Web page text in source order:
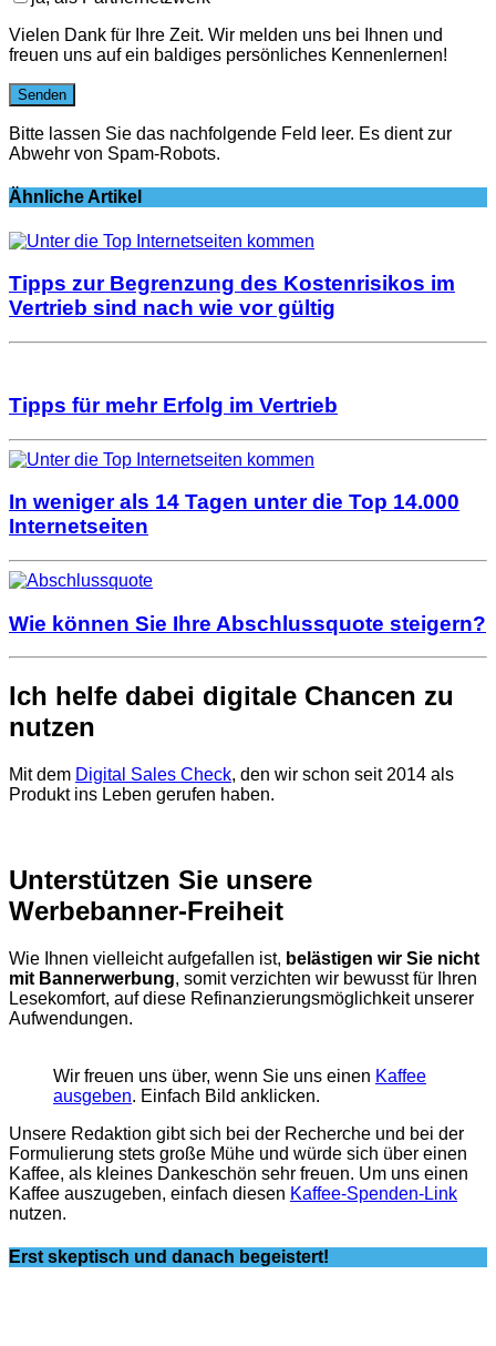
Vielen Dank für Ihre Zeit. Wir melden uns bei Ihnen und
freuen uns auf ein baldiges persönliches Kennenlernen!
Bitte lassen Sie das nachfolgende Feld leer. Es dient zur
Abwehr von Spam-Robots.
Ähnliche Artikel
Tipps zur Begrenzung des Kostenrisikos im
Vertrieb sind nach wie vor gültig
Tipps für mehr Erfolg im Vertrieb
In weniger als 14 Tagen unter die Top 14.000
Internetseiten
Wie können Sie Ihre Abschlussquote steigern?
Ich helfe dabei digitale Chancen zu
nutzen
Mit dem Digital Sales Check, den wir schon seit 2014 als
Produkt ins Leben gerufen haben.
Unterstützen Sie unsere
Werbebanner-Freiheit
Wie Ihnen vielleicht aufgefallen ist, belästigen wir Sie nicht
mit Bannerwerbung, somit verzichten wir bewusst für Ihren
Lesekomfort, auf diese Refinanzierungsmöglichkeit unserer
Aufwendungen.
Wir freuen uns über, wenn Sie uns einen Kaffee
ausgeben. Einfach Bild anklicken.
Unsere Redaktion gibt sich bei der Recherche und bei der
Formulierung stets große Mühe und würde sich über einen
Kaffee, als kleines Dankeschön sehr freuen. Um uns einen
Kaffee auszugeben, einfach diesen Kaffee-Spenden-Link
nutzen.
Erst skeptisch und danach begeistert!